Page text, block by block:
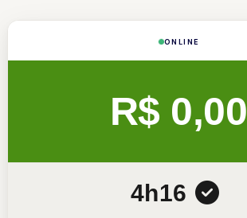
ONLINE
R$ 0,00
4h16